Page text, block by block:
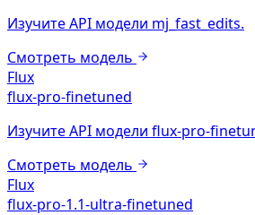
Изучите API модели mj_fast_edits.
Смотреть модель
Flux
flux-pro-finetuned
Изучите API модели flux-pro-
Смотреть модель
Flux
flux-pro-1.1-ultra-finetuned